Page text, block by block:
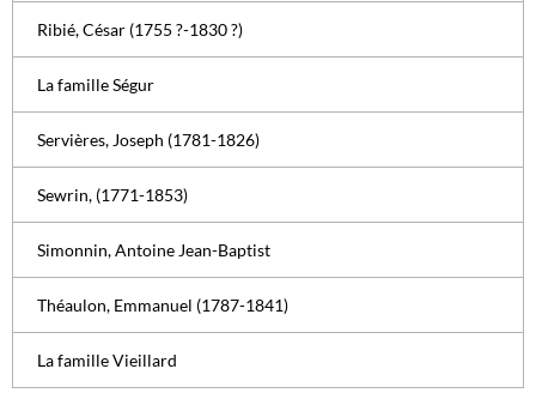
Ribié, César (1755 ?-1830 ?)
La famille Ségur
Servières, Joseph (1781-1826)
Sewrin, (1771-1853)
Simonnin, Antoine Jean-Baptist
Théaulon, Emmanuel (1787-1841)
La famille Vieillard